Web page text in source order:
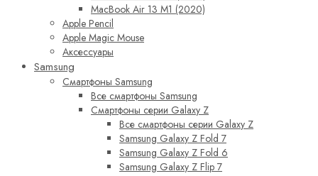
MacBook Air 13 M1 (2020)
Apple Pencil
Apple Magic Mouse
Аксессуары
Samsung
Смартфоны Samsung
Все смартфоны Samsung
Смартфоны серии Galaxy Z
Все смартфоны серии Galaxy Z
Samsung Galaxy Z Fold 7
Samsung Galaxy Z Fold 6
Samsung Galaxy Z Flip 7